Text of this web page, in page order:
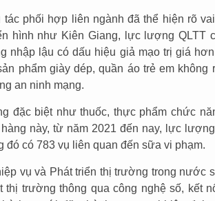
phối hợp liên ngành đã thể hiện rõ
hình như Kiên Giang, lực lượng QLTT
nhập lậu có dấu hiệu giả mạo trị giá
phẩm giày dép, quần áo trẻ em không
an ninh mạng.
đặc biệt như thuốc, thực phẩm chức
này, từ năm 2021 đến nay, lực
đó có 783 vụ liên quan đến sữa vi phạm.
vụ và Phát triển thị trường trong nước
thị trường thông qua công nghệ số, kết